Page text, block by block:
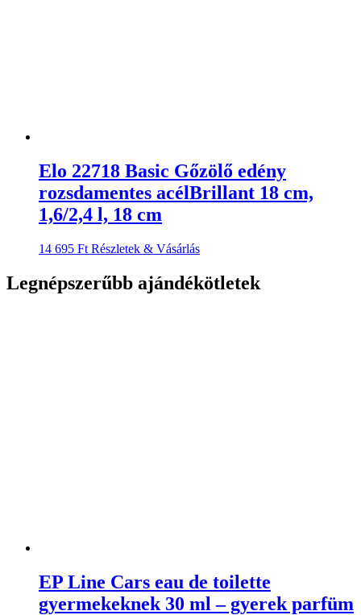
Elo 22718 Basic Gőzölő edény
rozsdamentes acélBrillant 18 cm,
1,6/2,4 l, 18 cm
14 695 Ft Részletek & Vásárlás
Legnépszerűbb ajándékötletek
EP Line Cars eau de toilette
gyermekeknek 30 ml – gyerek parfüm